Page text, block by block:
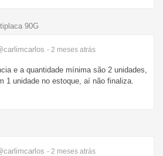
90G
- 2 meses atrás
e a quantidade mínima são 2 unidades,
1 unidade no estoque, aí não finaliza.
- 2 meses atrás